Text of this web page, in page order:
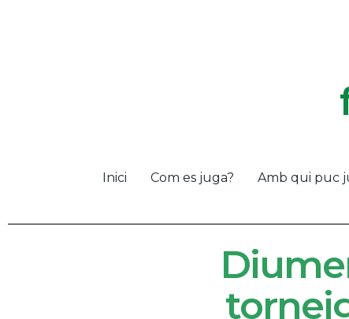
Inici Com es juga? Amb qui puc